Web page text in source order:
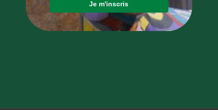
Je m'inscris